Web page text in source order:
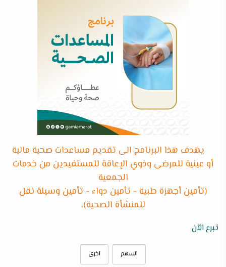
يهدف هذا البرنامج الى تقديم مساعدات صحية مالية
أو عينية للمرضى وذوي الإعاقة للمستفيدين من خدمات
الجمعية
(تأمين أجهزة طبية - تأمين دواء - تأمين وسيلة نقل
للمنشأة الصحية).
تبرع الآن
السهم اخرى